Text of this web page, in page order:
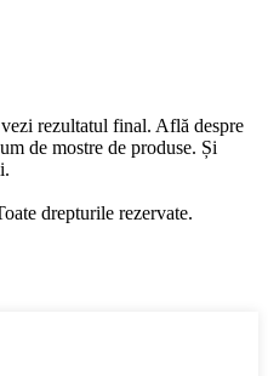
rezultatul final. Află despre
de mostre de produse. Și
drepturile rezervate.